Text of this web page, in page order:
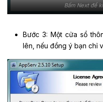
Bấm Next để
Bước 3: Một cửa sổ
lên, nếu đồng ý bạn chỉ